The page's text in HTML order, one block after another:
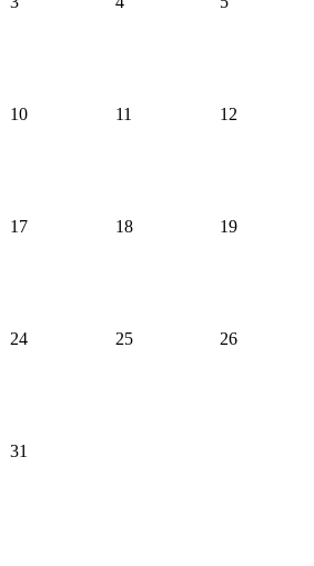
10 11 12
17 18 19
24 25 26
31